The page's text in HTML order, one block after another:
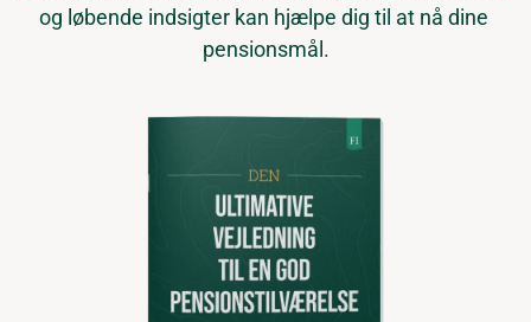
og løbende indsigter kan hjælpe dig til at nå dine
pensionsmål.